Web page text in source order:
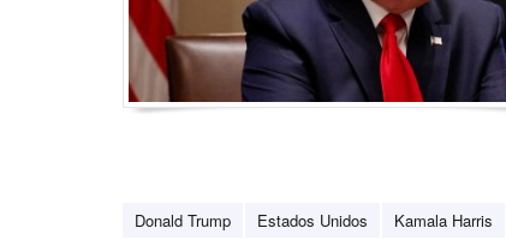
Donald Trump Estados Unidos Kamala Harris